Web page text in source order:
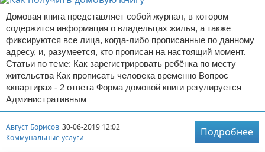
Домовая книга представляет собой журнал, в котором
содержится информация о владельцах жилья, а также
фиксируются все лица, когда-либо прописанные по данному
адресу, и, разумеется, кто прописан на настоящий момент.
Статьи по теме: Как зарегистрировать ребёнка по месту
жительства Как прописать человека временно Вопрос
«квартира» - 2 ответа Форма домовой книги регулируется
Административным
Август Борисов 30-06-2019 12:02
Коммунальные услуги
Подробнее